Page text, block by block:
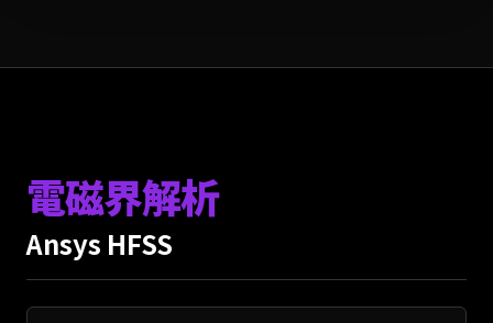
電磁界解析
Ansys HFSS